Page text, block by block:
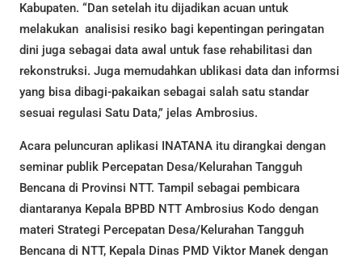
Kabupaten. “Dan setelah itu dijadikan acuan untuk
melakukan analisisi resiko bagi kepentingan peringatan
dini juga sebagai data awal untuk fase rehabilitasi dan
rekonstruksi. Juga memudahkan ublikasi data dan informsi
yang bisa dibagi-pakaikan sebagai salah satu standar
sesuai regulasi Satu Data,” jelas Ambrosius.
Acara peluncuran aplikasi INATANA itu dirangkai dengan
seminar publik Percepatan Desa/Kelurahan Tangguh
Bencana di Provinsi NTT. Tampil sebagai pembicara
diantaranya Kepala BPBD NTT Ambrosius Kodo dengan
materi Strategi Percepatan Desa/Kelurahan Tangguh
Bencana di NTT, Kepala Dinas PMD Viktor Manek dengan